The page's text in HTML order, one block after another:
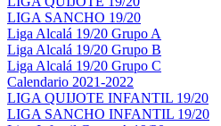
LIGA SANCHO 19/20
Liga Alcalá 19/20 Grupo A
Liga Alcalá 19/20 Grupo B
Liga Alcalá 19/20 Grupo C
Calendario 2021-2022
LIGA QUIJOTE INFANTIL 19/20
LIGA SANCHO INFANTIL 19/20